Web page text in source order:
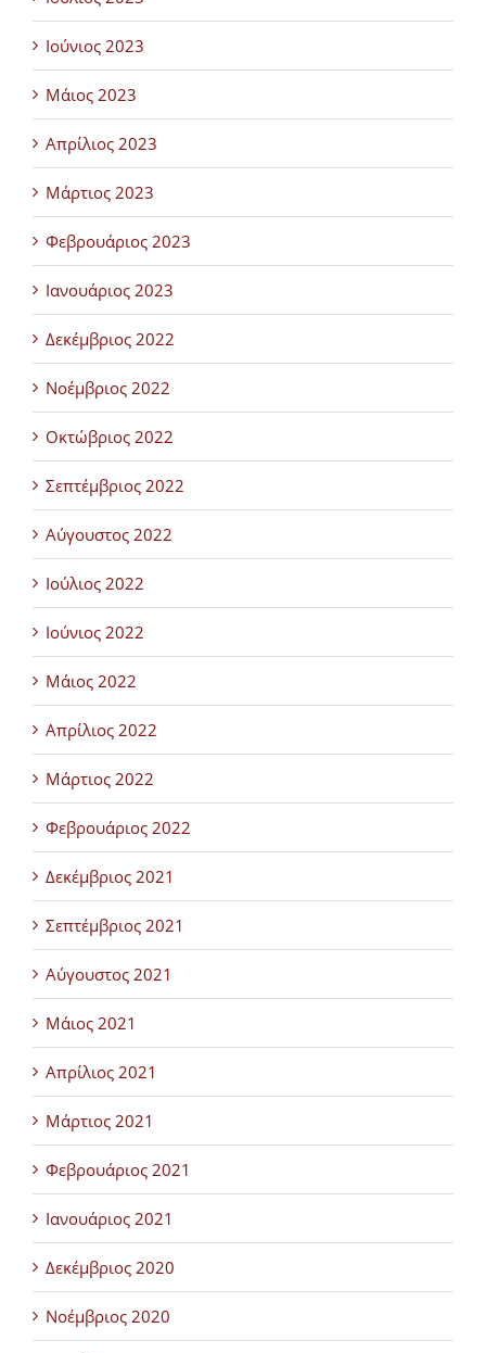
Ιούνιος 2023
Μάιος 2023
Απρίλιος 2023
Μάρτιος 2023
Φεβρουάριος 2023
Ιανουάριος 2023
Δεκέμβριος 2022
Νοέμβριος 2022
Οκτώβριος 2022
Σεπτέμβριος 2022
Αύγουστος 2022
Ιούλιος 2022
Ιούνιος 2022
Μάιος 2022
Απρίλιος 2022
Μάρτιος 2022
Φεβρουάριος 2022
Δεκέμβριος 2021
Σεπτέμβριος 2021
Αύγουστος 2021
Μάιος 2021
Απρίλιος 2021
Μάρτιος 2021
Φεβρουάριος 2021
Ιανουάριος 2021
Δεκέμβριος 2020
Νοέμβριος 2020